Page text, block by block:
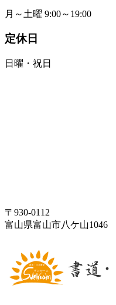
月～土曜 9:00～19:00
定休日
日曜・祝日
〒930-0112
富山県富山市八ケ山1046